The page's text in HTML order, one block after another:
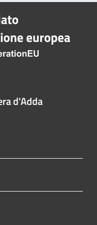
d'Adda